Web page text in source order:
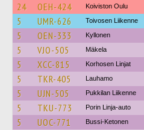
24 OEH-424 Koiviston Oulu
5 UMR-626 Toivosen Liikenne
5 OEN-333 Kyllonen
5 VJO-505 Mäkela
5 XCC-815 Korhosen Linjat
5 TKR-405 Lauhamo
5 UJN-505 Pukkilan Liikenne
5 TKU-773 Porin Linja-auto
5 UOC-771 Bussi-Ketonen